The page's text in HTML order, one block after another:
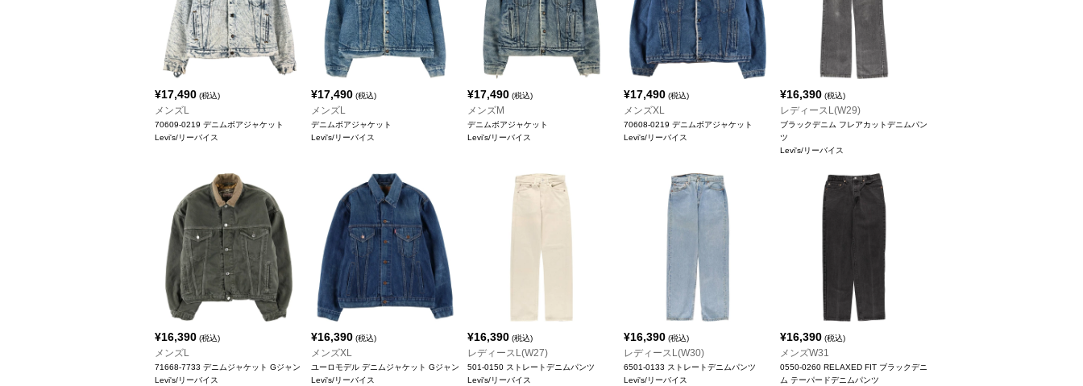
¥17,490 (税込)
メンズL
70609-0219 デニムボアジャケット
Levi's/リーバイス
¥17,490 (税込)
メンズL
デニムボアジャケット
Levi's/リーバイス
¥17,490 (税込)
メンズM
デニムボアジャケット
Levi's/リーバイス
¥17,490 (税込)
メンズXL
70608-0219 デニムボアジャケット
Levi's/リーバイス
¥16,390 (税込)
レディースL(W29)
ブラックデニム フレアカットデニムパン
ツ
Levi's/リーバイス
¥16,390 (税込)
メンズL
71668-7733 デニムジャケット Gジャン
Levi's/リーバイス
¥16,390 (税込)
メンズXL
ユーロモデル デニムジャケット Gジャン
Levi's/リーバイス
¥16,390 (税込)
レディースL(W27)
501-0150 ストレートデニムパンツ
Levi's/リーバイス
¥16,390 (税込)
レディースL(W30)
6501-0133 ストレートデニムパンツ
Levi's/リーバイス
¥16,390 (税込)
メンズW31
0550-0260 RELAXED FIT ブラックデニ
ム テーパードデニムパンツ